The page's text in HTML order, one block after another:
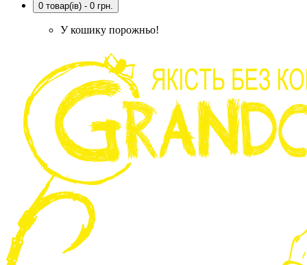
0 товар(ів) - 0 грн.
У кошику порожньо!